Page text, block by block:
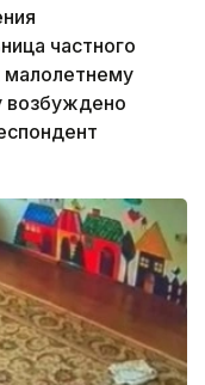
частного
малолетнему
возбуждено